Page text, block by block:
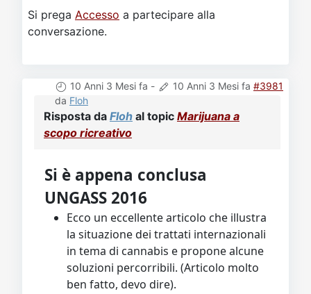
Si prega Accesso a partecipare alla
conversazione.
10 Anni 3 Mesi fa - 10 Anni 3 Mesi fa #3981
da Floh
Risposta da Floh al topic Marijuana a
scopo ricreativo
Si è appena conclusa
UNGASS 2016
Ecco un eccellente articolo che illustra
la situazione dei trattati internazionali
in tema di cannabis e propone alcune
soluzioni percorribili. (Articolo molto
ben fatto, devo dire).